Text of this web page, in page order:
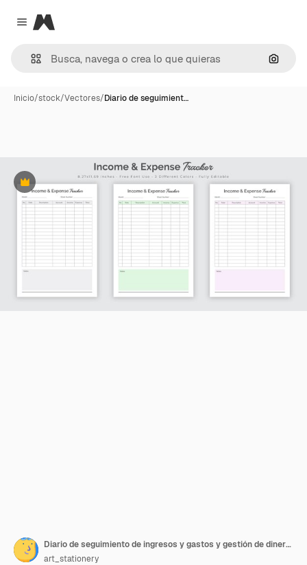
Close menu
Magnific
Inicio/stock/Vectores/Diario de seguimient…
Premium
Diario de seguimiento de ingresos y gastos y gestión de dinero interior del diario del planificador de pequeñas empresas
art_stationery